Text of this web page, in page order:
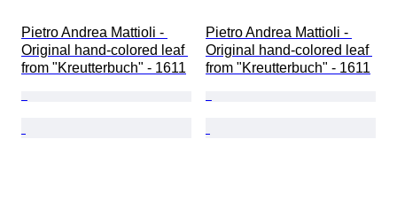
Pietro Andrea Mattioli -
Original hand-colored leaf
from "Kreutterbuch" - 1611
Pietro Andrea Mattioli -
Original hand-colored leaf
from "Kreutterbuch" - 1611